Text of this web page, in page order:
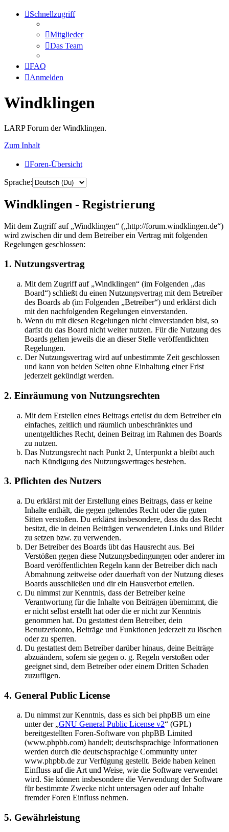
Schnellzugriff
Mitglieder
Das Team
FAQ
Anmelden
Windklingen
LARP Forum der Windklingen.
Zum Inhalt
Foren-Übersicht
Sprache:
Windklingen - Registrierung
Mit dem Zugriff auf „Windklingen“ („http://forum.windklingen.de“)
wird zwischen dir und dem Betreiber ein Vertrag mit folgenden
Regelungen geschlossen:
1. Nutzungsvertrag
Mit dem Zugriff auf „Windklingen“ (im Folgenden „das
Board“) schließt du einen Nutzungsvertrag mit dem Betreiber
des Boards ab (im Folgenden „Betreiber“) und erklärst dich
mit den nachfolgenden Regelungen einverstanden.
Wenn du mit diesen Regelungen nicht einverstanden bist, so
darfst du das Board nicht weiter nutzen. Für die Nutzung des
Boards gelten jeweils die an dieser Stelle veröffentlichten
Regelungen.
Der Nutzungsvertrag wird auf unbestimmte Zeit geschlossen
und kann von beiden Seiten ohne Einhaltung einer Frist
jederzeit gekündigt werden.
2. Einräumung von Nutzungsrechten
Mit dem Erstellen eines Beitrags erteilst du dem Betreiber ein
einfaches, zeitlich und räumlich unbeschränktes und
unentgeltliches Recht, deinen Beitrag im Rahmen des Boards
zu nutzen.
Das Nutzungsrecht nach Punkt 2, Unterpunkt a bleibt auch
nach Kündigung des Nutzungsvertrages bestehen.
3. Pflichten des Nutzers
Du erklärst mit der Erstellung eines Beitrags, dass er keine
Inhalte enthält, die gegen geltendes Recht oder die guten
Sitten verstoßen. Du erklärst insbesondere, dass du das Recht
besitzt, die in deinen Beiträgen verwendeten Links und Bilder
zu setzen bzw. zu verwenden.
Der Betreiber des Boards übt das Hausrecht aus. Bei
Verstößen gegen diese Nutzungsbedingungen oder anderer im
Board veröffentlichten Regeln kann der Betreiber dich nach
Abmahnung zeitweise oder dauerhaft von der Nutzung dieses
Boards ausschließen und dir ein Hausverbot erteilen.
Du nimmst zur Kenntnis, dass der Betreiber keine
Verantwortung für die Inhalte von Beiträgen übernimmt, die
er nicht selbst erstellt hat oder die er nicht zur Kenntnis
genommen hat. Du gestattest dem Betreiber, dein
Benutzerkonto, Beiträge und Funktionen jederzeit zu löschen
oder zu sperren.
Du gestattest dem Betreiber darüber hinaus, deine Beiträge
abzuändern, sofern sie gegen o. g. Regeln verstoßen oder
geeignet sind, dem Betreiber oder einem Dritten Schaden
zuzufügen.
4. General Public License
Du nimmst zur Kenntnis, dass es sich bei phpBB um eine
unter der „GNU General Public License v2“ (GPL)
bereitgestellten Foren-Software von phpBB Limited
(www.phpbb.com) handelt; deutschsprachige Informationen
werden durch die deutschsprachige Community unter
www.phpbb.de zur Verfügung gestellt. Beide haben keinen
Einfluss auf die Art und Weise, wie die Software verwendet
wird. Sie können insbesondere die Verwendung der Software
für bestimmte Zwecke nicht untersagen oder auf Inhalte
fremder Foren Einfluss nehmen.
5. Gewährleistung